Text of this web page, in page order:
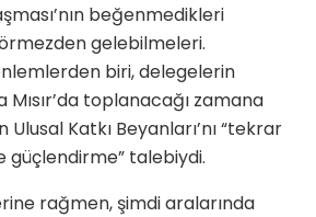
beğenmedikleri
gelebilmeleri.
biri, delegelerin
Mısır’da toplanacağı zamana
Katkı Beyanları’nı “tekrar
güçlendirme” talebiydi.
rağmen, şimdi aralarında